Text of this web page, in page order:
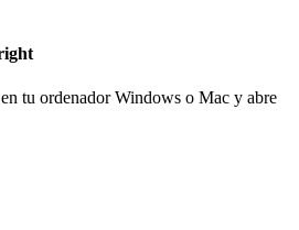
tu ordenador Windows o Mac y abre